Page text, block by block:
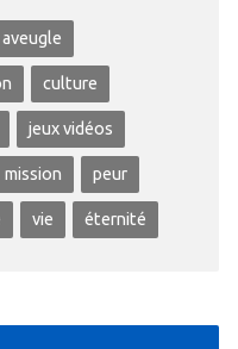
aveugle
culture
jeux vidéos
mission peur
vie éternité